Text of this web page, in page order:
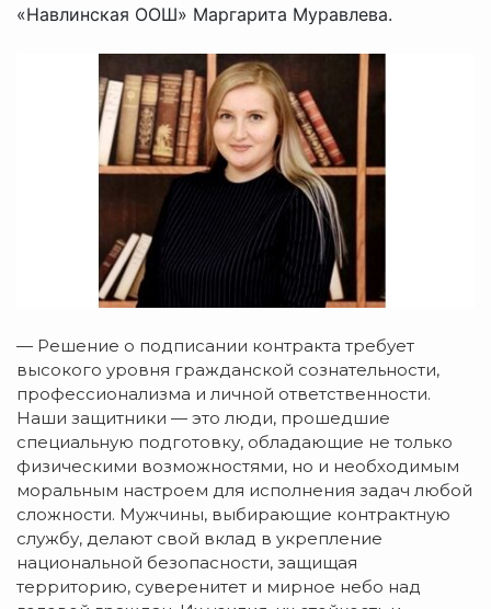
«Навлинская ООШ» Маргарита Муравлева.
— Решение о подписании контракта требует
высокого уровня гражданской сознательности,
профессионализма и личной ответственности.
Наши защитники — это люди, прошедшие
специальную подготовку, обладающие не только
физическими возможностями, но и необходимым
моральным настроем для исполнения задач любой
сложности. Мужчины, выбирающие контрактную
службу, делают свой вклад в укрепление
национальной безопасности, защищая
территорию, суверенитет и мирное небо над